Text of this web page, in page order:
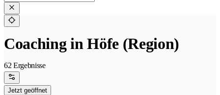
Coaching in Höfe (Region)
62 Ergebnisse
Jetzt geöffnet